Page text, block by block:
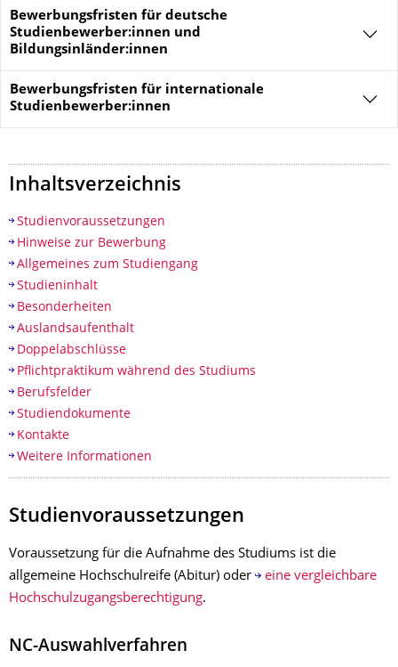
Bewerbungsfristen für deutsche
Studienbewerber:innen und
Bildungsinländer:innen
Bewerbungsfristen für internationale
Studienbewerber:innen
Inhaltsverzeichnis
Studienvoraussetzungen
Hinweise zur Bewerbung
Allgemeines zum Studiengang
Studieninhalt
Besonderheiten
Auslandsaufenthalt
Doppelabschlüsse
Pflichtpraktikum während des Studiums
Berufsfelder
Studiendokumente
Kontakte
Weitere Informationen
Studienvoraussetzungen
Voraussetzung für die Aufnahme des Studiums ist die
allgemeine Hochschulreife (Abitur) oder
eine vergleichbare
Hochschulzugangsberechtigung.
NC-Auswahlverfahren